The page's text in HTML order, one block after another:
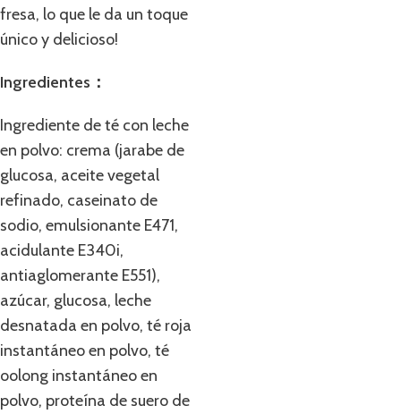
fresa, lo que le da un toque
único y delicioso!
Ingredientes：
Ingrediente de té con leche
en polvo: crema (jarabe de
glucosa, aceite vegetal
refinado, caseinato de
sodio, emulsionante E471,
acidulante E340i,
antiaglomerante E551),
azúcar, glucosa, leche
desnatada en polvo, té roja
instantáneo en polvo, té
oolong instantáneo en
polvo, proteína de suero de